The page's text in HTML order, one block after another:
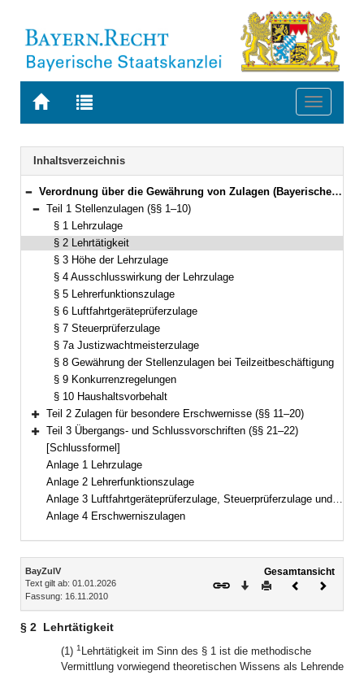
Zur
BAYERN.RECHT
Zur
letzten
Suche
Toggle
Navigation
Inhaltsverzeichnis
Bereich reduzieren
Verordnung über die Gewährung von Zulagen (Bayerische Zulagenverordnung – BayZulV) Vom 16. November 2010 (GVBl. S. 747) BayRS 2032-2-11-F (§§ 1–22)
Bereich reduzieren
Teil 1 Stellenzulagen (§§ 1–10)
§ 1 Lehrzulage
§ 2 Lehrtätigkeit
§ 3 Höhe der Lehrzulage
§ 4 Ausschlusswirkung der Lehrzulage
§ 5 Lehrerfunktionszulage
§ 6 Luftfahrtgeräteprüferzulage
§ 7 Steuerprüferzulage
§ 7a Justizwachtmeisterzulage
§ 8 Gewährung der Stellenzulagen bei Teilzeitbeschäftigung
§ 9 Konkurrenzregelungen
§ 10 Haushaltsvorbehalt
Bereich erweitern
Teil 2 Zulagen für besondere Erschwernisse (§§ 11–20)
Bereich erweitern
Teil 3 Übergangs- und Schlussvorschriften (§§ 21–22)
[Schlussformel]
Anlage 1 Lehrzulage
Anlage 2 Lehrerfunktionszulage
Anlage 3 Luftfahrtgeräteprüferzulage, Steuerprüferzulage und Justizwachtmeisterzulage
Anlage 4 Erschwerniszulagen
Inhalt
BayZulV
Text gilt ab: 01.01.2026
Fassung: 16.11.2010
Gesamtansicht
Download
DruckenVorheriges
§ 2 Lehrtätigkeit
(1) 1 Lehrtätigkeit im Sinn des § 1 ist die methodische
Vermittlung vorwiegend theoretischen Wissens als Lehrende